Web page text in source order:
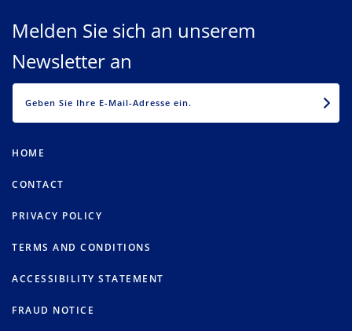
Melden Sie sich an unserem
Newsletter an
HOME
CONTACT
PRIVACY POLICY
TERMS AND CONDITIONS
ACCESSIBILITY STATEMENT
FRAUD NOTICE